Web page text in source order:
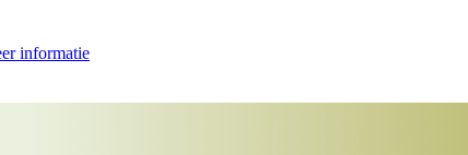
informatie